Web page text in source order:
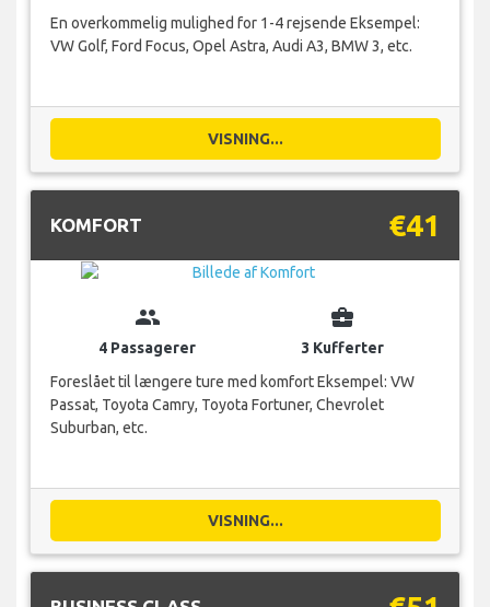
En overkommelig mulighed for 1-4 rejsende Eksempel:
VW Golf, Ford Focus, Opel Astra, Audi A3, BMW 3, etc.
VISNING...
KOMFORT €41
group
4 Passagerer
business_center
3 Kufferter
Foreslået til længere ture med komfort Eksempel: VW
Passat, Toyota Camry, Toyota Fortuner, Chevrolet
Suburban, etc.
VISNING...